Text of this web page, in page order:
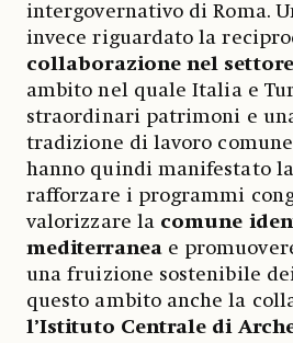
intergovernativo di Roma.
invece riguardato la
collaborazione nel
ambito nel quale Italia e
straordinari patrimoni e
tradizione di lavoro
hanno quindi manifestato
rafforzare i programmi
valorizzare la comune
mediterraneae
una fruizione sostenibile
questo ambito anche la
l’Istituto Centrale di